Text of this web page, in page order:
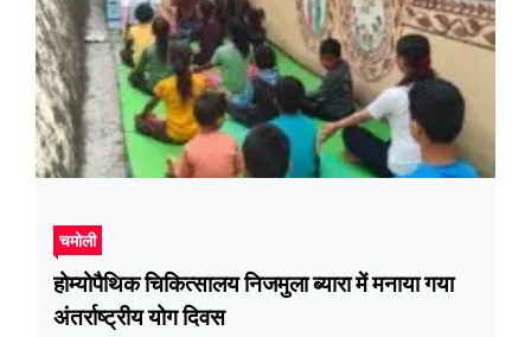
चमोली
होम्योपैथिक चिकित्सालय निजमुला ब्यारा में मनाया गया
अंतर्राष्ट्रीय योग दिवस